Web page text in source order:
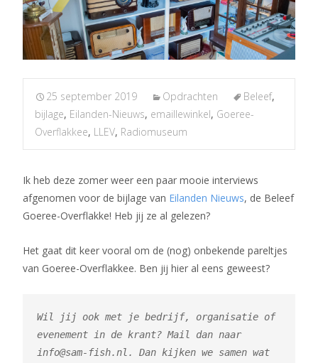
25 september 2019 Opdrachten Beleef,
bijlage, Eilanden-Nieuws, emaillewinkel, Goeree-
Overflakkee, LLEV, Radiomuseum
Ik heb deze zomer weer een paar mooie interviews
afgenomen voor de bijlage van Eilanden Nieuws, de Beleef
Goeree-Overflakke! Heb jij ze al gelezen?
Het gaat dit keer vooral om de (nog) onbekende pareltjes
van Goeree-Overflakkee. Ben jij hier al eens geweest?
Wil jij ook met je bedrijf, organisatie of
evenement in de krant? Mail dan naar
info@sam-fish.nl. Dan kijken we samen wat